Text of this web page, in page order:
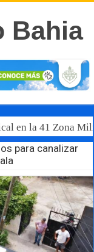
en la 41 Zona
para canalizar